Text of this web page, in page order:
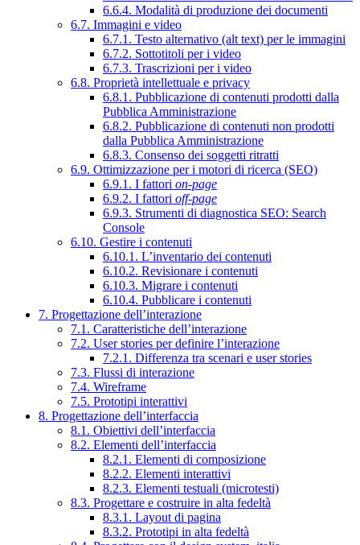
6.6.4. Modalità di produzione dei documenti
6.7. Immagini e video
6.7.1. Testo alternativo (alt text) per le immagini
6.7.2. Sottotitoli per i video
6.7.3. Trascrizioni per i video
6.8. Proprietà intellettuale e privacy
6.8.1. Pubblicazione di contenuti prodotti dalla
Pubblica Amministrazione
6.8.2. Pubblicazione di contenuti non prodotti
dalla Pubblica Amministrazione
6.8.3. Consenso dei soggetti ritratti
6.9. Ottimizzazione per i motori di ricerca (SEO)
6.9.1. I fattori on-page
6.9.2. I fattori off-page
6.9.3. Strumenti di diagnostica SEO: Search
Console
6.10. Gestire i contenuti
6.10.1. L’inventario dei contenuti
6.10.2. Revisionare i contenuti
6.10.3. Migrare i contenuti
6.10.4. Pubblicare i contenuti
7. Progettazione dell’interazione
7.1. Caratteristiche dell’interazione
7.2. User stories per definire l’interazione
7.2.1. Differenza tra scenari e user stories
7.3. Flussi di interazione
7.4. Wireframe
7.5. Prototipi interattivi
8. Progettazione dell’interfaccia
8.1. Obiettivi dell’interfaccia
8.2. Elementi dell’interfaccia
8.2.1. Elementi di composizione
8.2.2. Elementi interattivi
8.2.3. Elementi testuali (microtesti)
8.3. Progettare e costruire in alta fedeltà
8.3.1. Layout di pagina
8.3.2. Prototipi in alta fedeltà